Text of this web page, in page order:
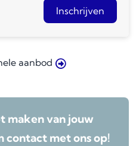
Inschrijven
aanbod
maken van jouw
contact met ons op!